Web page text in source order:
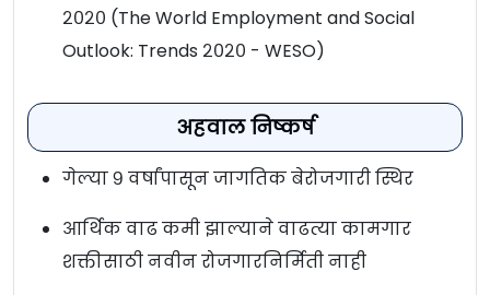
२०२० (The World Employment and Social
Outlook: Trends २०२० - WESO)
अहवाल निष्कर्ष
गेल्या ९ वर्षांपासून जागतिक बेरोजगारी स्थिर
आर्थिक वाढ कमी झाल्याने वाढत्या कामगार
शक्तीसाठी नवीन रोजगारनिर्मिती नाही